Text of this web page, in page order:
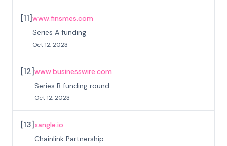
[11]www.finsmes.com
Series A funding
Oct 12, 2023
[12]www.businesswire.com
Series B funding round
Oct 12, 2023
[13]xangle.io
Chainlink Partnership